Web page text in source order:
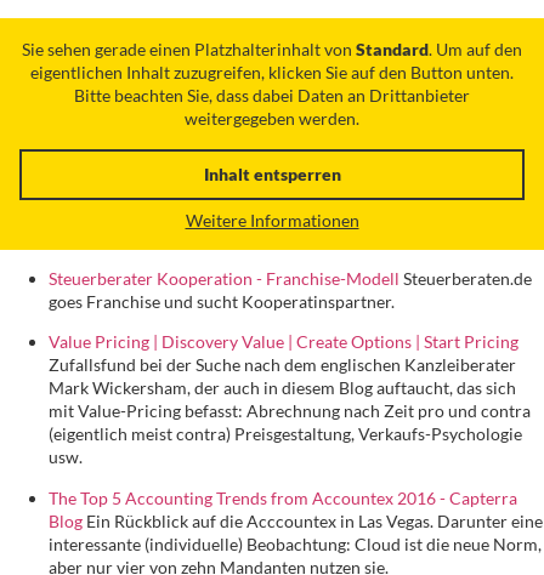
Sie sehen gerade einen Platzhalterinhalt von Standard. Um auf den
eigentlichen Inhalt zuzugreifen, klicken Sie auf den Button unten.
Bitte beachten Sie, dass dabei Daten an Drittanbieter
weitergegeben werden.
Inhalt entsperren
Weitere Informationen
Steuerberater Kooperation - Franchise-Modell Steuerberaten.de
goes Franchise und sucht Kooperatinspartner.
Value Pricing | Discovery Value | Create Options | Start Pricing
Zufallsfund bei der Suche nach dem englischen Kanzleiberater
Mark Wickersham, der auch in diesem Blog auftaucht, das sich
mit Value-Pricing befasst: Abrechnung nach Zeit pro und contra
(eigentlich meist contra) Preisgestaltung, Verkaufs-Psychologie
usw.
The Top 5 Accounting Trends from Accountex 2016 - Capterra
Blog Ein Rückblick auf die Acccountex in Las Vegas. Darunter eine
interessante (individuelle) Beobachtung: Cloud ist die neue Norm,
aber nur vier von zehn Mandanten nutzen sie.